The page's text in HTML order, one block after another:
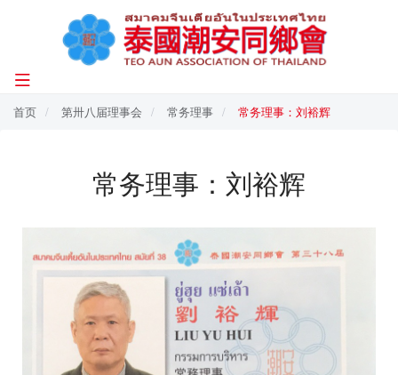
首页 第卅八届理事会 常务理事 常务理事：刘裕辉
常务理事：刘裕辉